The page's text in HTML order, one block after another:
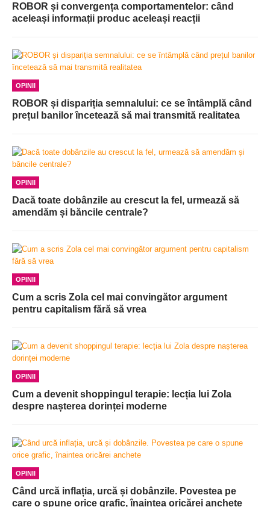
ROBOR și convergența comportamentelor: când
aceleași informații produc aceleași reacții
OPINII
ROBOR și dispariția semnalului: ce se întâmplă când
prețul banilor încetează să mai transmită realitatea
OPINII
Dacă toate dobânzile au crescut la fel, urmează să
amendăm și băncile centrale?
OPINII
Cum a scris Zola cel mai convingător argument
pentru capitalism fără să vrea
OPINII
Cum a devenit shoppingul terapie: lecția lui Zola
despre nașterea dorinței moderne
OPINII
Când urcă inflația, urcă și dobânzile. Povestea pe
care o spune orice grafic, înaintea oricărei anchete